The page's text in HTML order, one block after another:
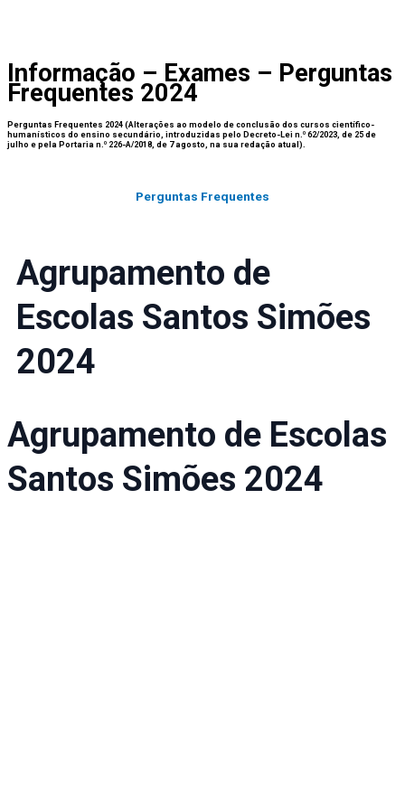
Informação – Exames – Perguntas
Frequentes 2024
Perguntas Frequentes 2024 (Alterações ao modelo de conclusão dos cursos científico-
humanísticos do ensino secundário, introduzidas pelo Decreto-Lei n.º 62/2023, de 25 de
julho e pela Portaria n.º 226-A/2018, de 7 agosto, na sua redação atual).
Perguntas Frequentes
Agrupamento de
Escolas Santos Simões
2024
Agrupamento de Escolas
Santos Simões 2024